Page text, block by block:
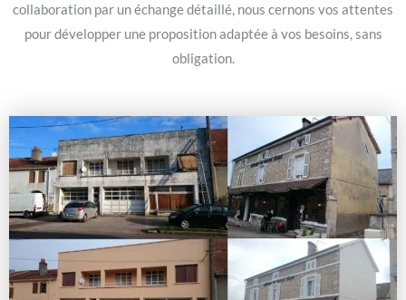
collaboration par un échange détaillé, nous cernons vos attentes
pour développer une proposition adaptée à vos besoins, sans
obligation.